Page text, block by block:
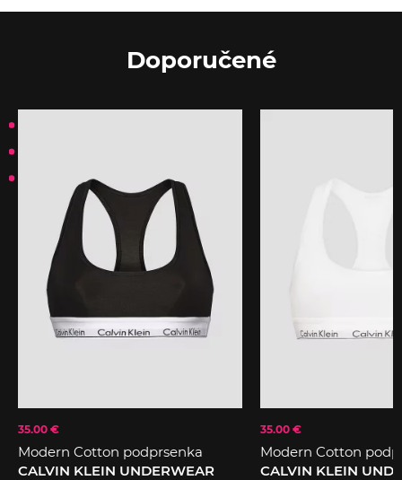
Doporučené
35.00 €
Modern Cotton podprsenka
CALVIN KLEIN UNDERWEAR
35.00 €
Modern Cotton
CALVIN KLEIN